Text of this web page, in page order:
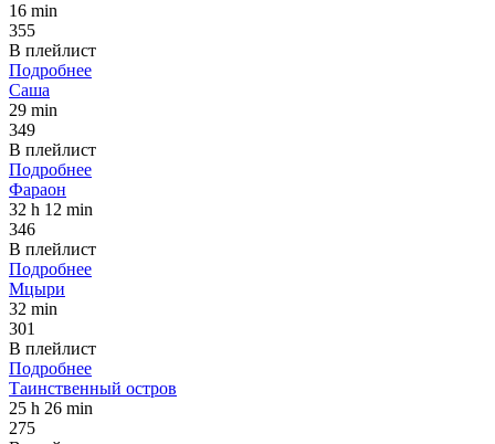
16 min
355
В плейлист
Подробнее
Саша
29 min
349
В плейлист
Подробнее
Фараон
32 h 12 min
346
В плейлист
Подробнее
Мцыри
32 min
301
В плейлист
Подробнее
Таинственный остров
25 h 26 min
275